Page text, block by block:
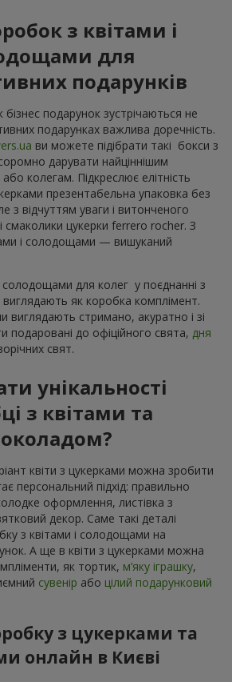
з квітами і
для
подарунків
бізнес подарунок зустрічаються не
подарунках важлива доречність.
ви можете підібрати такі бокси з
дарувати найціннішим
колегам. Підкреслює елітність
презентабельна упаковка без
з відчуттям уваги і витонченого
смаколики цукерки ferrero rocher. З
і солодощами — вишуканий
солодощами для колег у поєднанні з
виглядають як коробка комплімент.
виглядають стримано, акуратно і зі
подаровані до офіційного свята, дня
свят.
унікальності
з квітами та
квіти з цукерками можна зробити
персональний підхід: правильно
оформлення, листівка з
декор. Саме такі деталі
з квітами і солодощами на
А ще в квіти з цукерками можна
як тортик, м’яку іграшку,
сувенір або цілий подарунковий
з цукерками та
онлайн в Києві